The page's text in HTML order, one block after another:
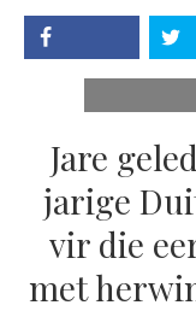
Jare
jarige
vir die
met